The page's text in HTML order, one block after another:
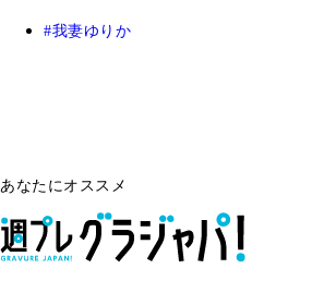
我妻ゆりか
あなたにオススメ